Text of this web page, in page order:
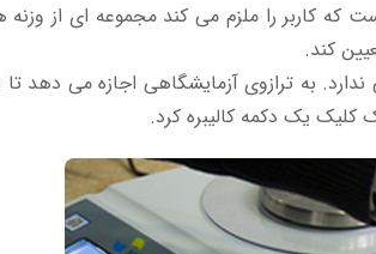
که کاربر را ملزم می کند مجموعه ای از وزنه
کند.
به ترازوی آزمایشگاهی اجازه می دهد
کلیک یک دکمه کالیبره کرد.